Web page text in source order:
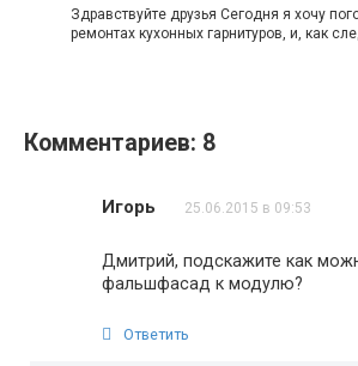
Здравствуйте друзья Сегодня я хочу
ремонтах кухонных гарнитуров, и, как
Комментариев: 8
Игорь 25.06.2015 в 09:53
Дмитрий, подскажите как
фальшфасад к модулю?
Ответить